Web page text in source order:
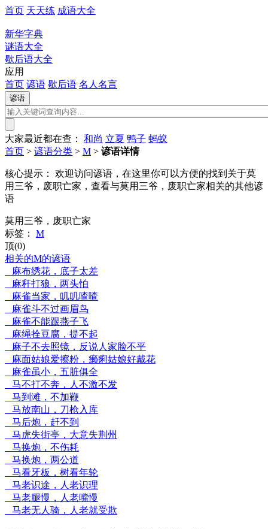
首页 天天练 成语大全
新华字典
谜语大全
歇后语大全
应用
首页 谚语 歇后语 名人名言
大家最近都在查： 和尚 立夏 鸭子 蚂蚁
首页 > 谚语分类 > M > 谚语详情
核心提示：
欢迎访问谚语，在这里你可以方便的找到关于莫
用三爷，废职亡家，查看与莫用三爷，废职亡家相关的其他谚
语
莫用三爷，废职亡家
标签：
M
顶(0)
相关的M的谚语
麻布绣花，底子太差
麻秆打狼，两头怕
麻雀当家，叽叽喳喳
麻雀斗不过画眉鸟
麻雀不能跟燕子飞
麻绳拴豆腐，提不起
麻子不去照镜，反说人家脸不平
麻面姑娘爱擦粉，癞痢姑娘好戴花
麻雀虽小，五脏俱全
马不打不奔，人不激不发
马到滩，不加鞭
马放南山，刀枪入库
马后炮，赶不到
马虎失街亭，大意失荆州
马换炮，不伤耗
马换炮，两公道
马看牙板，树看年轮
马老识途，人老识理
马老腿慢，人老嘴慢
马老无人骑，人老就受欺